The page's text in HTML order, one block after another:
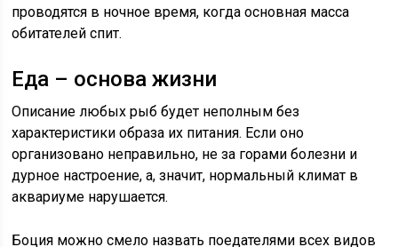
проводятся в ночное время, когда основная масса
обитателей спит.
Еда – основа жизни
Описание любых рыб будет неполным без
характеристики образа их питания. Если оно
организовано неправильно, не за горами болезни и
дурное настроение, а, значит, нормальный климат в
аквариуме нарушается.
Боция можно смело назвать поедателями всех видов